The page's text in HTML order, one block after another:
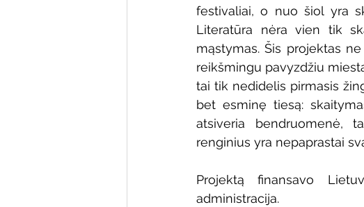
festivaliai, o nuo šiol yra
Literatūra nėra vien tik
mąstymas. Šis projektas
reikšmingu pavyzdžiu
tai tik nedidelis pirmasis
bet esminę tiesą:
atsiveria bendruomenė,
renginius yra nepaprastai
Projektą finansavo
administracija.